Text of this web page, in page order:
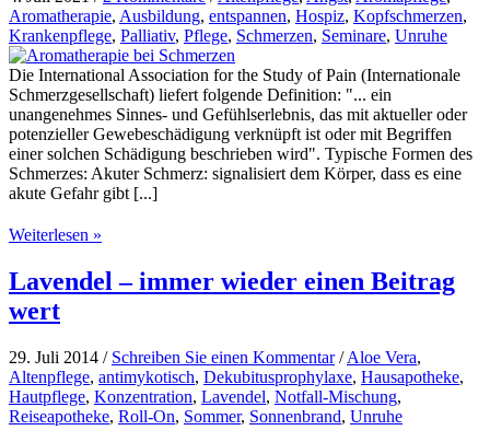
Aromatherapie, Ausbildung, entspannen, Hospiz, Kopfschmerzen,
Krankenpflege, Palliativ, Pflege, Schmerzen, Seminare, Unruhe
Die International Association for the Study of Pain (Internationale
Schmerzgesellschaft) liefert folgende Definition: "... ein
unangenehmes Sinnes- und Gefühlserlebnis, das mit aktueller oder
potenzieller Gewebeschädigung verknüpft ist oder mit Begriffen
einer solchen Schädigung beschrieben wird". Typische Formen des
Schmerzes: Akuter Schmerz: signalisiert dem Körper, dass es eine
akute Gefahr gibt [...]
Aromatherapie
Schmerzen
Weiterlesen »
Lavendel – immer wieder einen Beitrag
wert
29. Juli 2014 / Schreiben Sie einen Kommentar /Aloe Vera,
Altenpflege, antimykotisch, Dekubitusprophylaxe, Hausapotheke,
Hautpflege, Konzentration, Lavendel, Notfall-Mischung,
Reiseapotheke, Roll-On, Sommer, Sonnenbrand, Unruhe